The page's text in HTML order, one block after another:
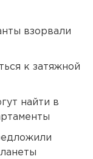
взорвали
к затяжной
найти в